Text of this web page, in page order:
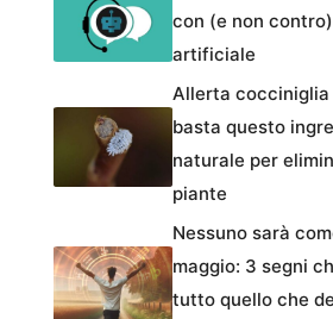
con (e non
artificiale
Allerta cocciniglia
basta questo
naturale per
piante
Nessuno sarà
maggio: 3 segni
tutto quello che